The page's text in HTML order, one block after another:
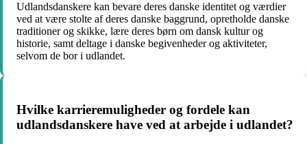
Udlandsdanskere kan bevare deres danske identitet og værdier
ved at være stolte af deres danske baggrund, opretholde danske
traditioner og skikke, lære deres børn om dansk kultur og
historie, samt deltage i danske begivenheder og aktiviteter,
selvom de bor i udlandet.
Hvilke karrieremuligheder og fordele kan
udlandsdanskere have ved at arbejde i udlandet?